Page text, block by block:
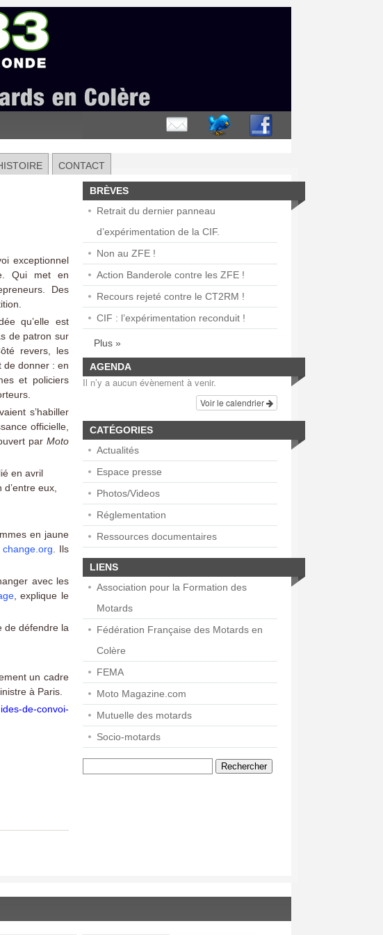
CONTACT
exceptionnel
Qui met en
Des
qu’elle est
de patron sur
revers, les
de donner : en
et policiers
s’habiller
officielle,
par Moto
en avril
d’entre eux,
en jaune
change.org . Ils
avec les
, explique le
de défendre la
un cadre
à Paris.
de-convoi-
BRÈVES
Retrait du dernier panneau
d’expérimentation de la CIF.
Non au ZFE !
Action Banderole contre les ZFE !
Recours rejeté contre le CT2RM !
CIF : l’expérimentation reconduit !
Plus »
AGENDA
Il n’y a aucun évènement à venir.
Voir le calendrier
CATÉGORIES
Actualités
Espace presse
Photos/Videos
Réglementation
Ressources documentaires
LIENS
Association pour la Formation des
Motards
Fédération Française des Motards en
Colère
FEMA
Moto Magazine.com
Mutuelle des motards
Socio-motards